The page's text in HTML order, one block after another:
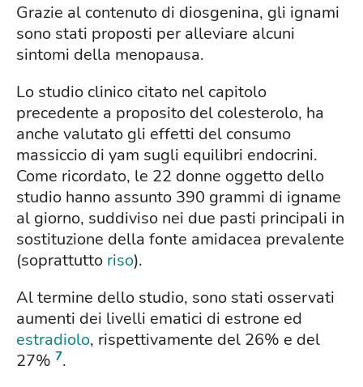
Grazie al contenuto di diosgenina, gli ignami
sono stati proposti per alleviare alcuni
sintomi della menopausa.
Lo studio clinico citato nel capitolo
precedente a proposito del colesterolo, ha
anche valutato gli effetti del consumo
massiccio di yam sugli equilibri endocrini.
Come ricordato, le 22 donne oggetto dello
studio hanno assunto 390 grammi di igname
al giorno, suddiviso nei due pasti principali in
sostituzione della fonte amidacea prevalente
(soprattutto riso).
Al termine dello studio, sono stati osservati
aumenti dei livelli ematici di estrone ed
estradiolo, rispettivamente del 26% e del
27% 7.